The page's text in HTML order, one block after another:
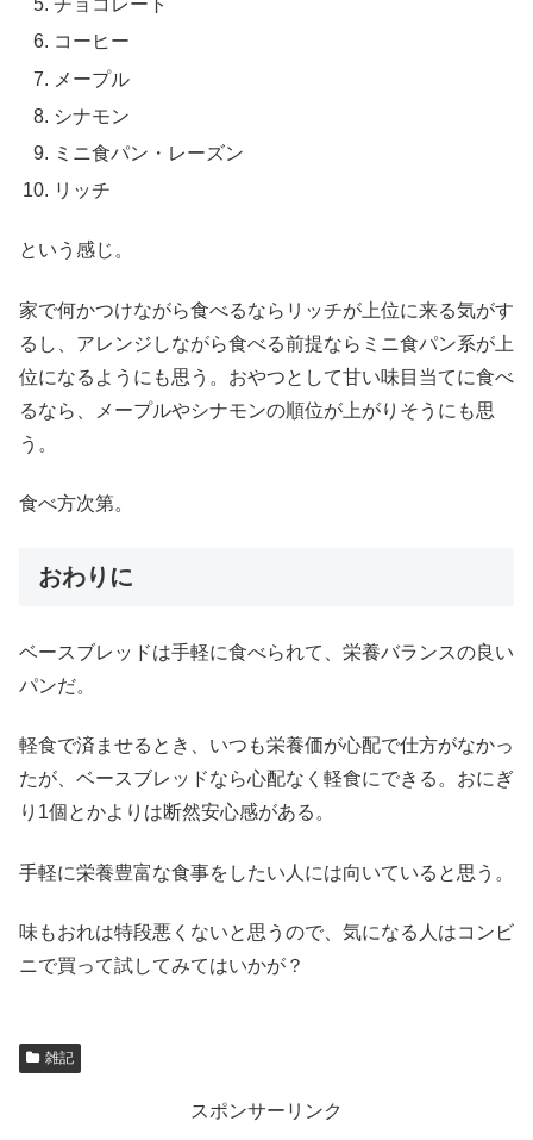
チョコレート
コーヒー
メープル
シナモン
ミニ食パン・レーズン
リッチ
という感じ。
家で何かつけながら食べるならリッチが上位に来る気がす
るし、アレンジしながら食べる前提ならミニ食パン系が上
位になるようにも思う。おやつとして甘い味目当てに食べ
るなら、メープルやシナモンの順位が上がりそうにも思
う。
食べ方次第。
おわりに
ベースブレッドは手軽に食べられて、栄養バランスの良い
パンだ。
軽食で済ませるとき、いつも栄養価が心配で仕方がなかっ
たが、ベースブレッドなら心配なく軽食にできる。おにぎ
り1個とかよりは断然安心感がある。
手軽に栄養豊富な食事をしたい人には向いていると思う。
味もおれは特段悪くないと思うので、気になる人はコンビ
ニで買って試してみてはいかが？
雑記
スポンサーリンク